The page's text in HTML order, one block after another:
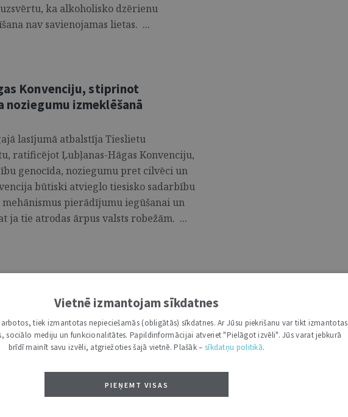
ka alkoholisko dzērienu
nav savienojamas lietas. ...
Konvenciju, stiprinot
izmeklēšanā
lasījumā atbalstīja Tieslietu
ratificējot Ļubļanas-Hāgas Konvenciju,
genocīda, noziegumu pret cilvēci un
būtiski atvieglo tiesisko sadarbību
pierādījumu iegūšanai un
ja tie atrodas ārpus valsts robežām. ...
tiesas stiprina dialogu
un Latvijas konstitucionālo tiesu 18.
abu tiesu tiesneši apsprieda pārliecības
interpretācijas specifiku
cilvēktiesību aizsardzībai
abu tiesu judikatūras
Vietnē izmantojam sīkdatnes
tiek izmantotas nepieciešamās (obligātās) sīkdatnes. Ar Jūsu piekrišanu var tikt izmantotas
sociālo mediju un funkcionalitātes. Papildinformācijai atveriet "Pielāgot izvēli". Jūs varat jebkurā
brīdī mainīt savu izvēli, atgriežoties šajā vietnē. Plašāk – sīkdatņu politikā.
PIEŅEMT VISAS